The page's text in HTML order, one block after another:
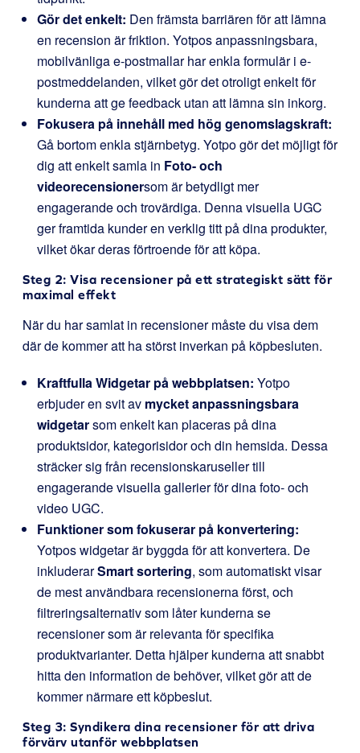
Gör det enkelt: Den främsta barriären för att lämna
en recension är friktion. Yotpos anpassningsbara,
mobilvänliga e-postmallar har enkla formulär i e-
postmeddelanden, vilket gör det otroligt enkelt för
kunderna att ge feedback utan att lämna sin inkorg.
Fokusera på innehåll med hög genomslagskraft:
Gå bortom enkla stjärnbetyg. Yotpo gör det möjligt för
dig att enkelt samla in Foto- och
videorecensionersom är betydligt mer
engagerande och trovärdiga. Denna visuella UGC
ger framtida kunder en verklig titt på dina produkter,
vilket ökar deras förtroende för att köpa.
Steg 2: Visa recensioner på ett strategiskt sätt för
maximal effekt
När du har samlat in recensioner måste du visa dem
där de kommer att ha störst inverkan på köpbesluten.
Kraftfulla Widgetar på webbplatsen: Yotpo
erbjuder en svit av mycket anpassningsbara
widgetarsom enkelt kan placeras på dina
produktsidor, kategorisidor och din hemsida. Dessa
sträcker sig från recensionskaruseller till
engagerande visuella gallerier för dina foto- och
video UGC.
Funktioner som fokuserar på konvertering:
Yotpos widgetar är byggda för att konvertera. De
inkluderarSmart sortering, som automatiskt visar
de mest användbara recensionerna först, och
filtreringsalternativ som låter kunderna se
recensioner som är relevanta för specifika
produktvarianter. Detta hjälper kunderna att snabbt
hitta den information de behöver, vilket gör att de
kommer närmare ett köpbeslut.
Steg 3: Syndikera dina recensioner för att driva
förvärv utanför webbplatsen